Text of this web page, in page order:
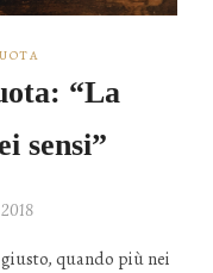
“La
sensi”
quando più nei